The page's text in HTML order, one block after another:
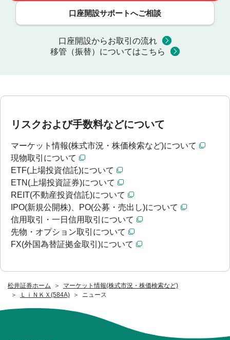
松井証券ホーム
マーケット情報(株式市況・株価検索など)
ＬｉＮＫＸ(584A)
ニュース
口座開設サポートへご相談
口座開設からお取引の流れ
移管（振替）についてはこちら
リスクおよび手数料などについて
マーケット情報(株式市況・株価検索など)について
現物取引について
ETF(上場投資信託)について
ETN(上場投資証券)について
REIT(不動産投資信託)について
IPO(新規公開株)、PO(公募・売出し)について
信用取引・一日信用取引について
先物・オプション取引について
FX(外国為替証拠金取引)について